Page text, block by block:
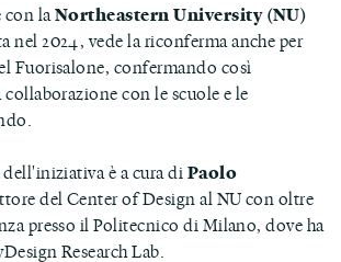
con laNortheastern University (NU)
nel 2024, vede la riconferma anche per
Fuorisalone, confermando così
con le scuole e le
è a cura diPaolo
del Center of Design al NU con oltre
presso il Politecnico di Milano, dove ha
Research Lab.